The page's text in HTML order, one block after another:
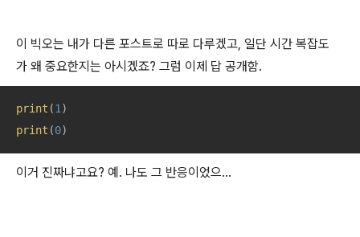
이 빅오는 내가 다른 포스트로 따로 다루겠고, 일단 시간 복잡도
가 왜 중요한지는 아시겠죠? 그럼 이제 답 공개함.
print (1
print (0)
이거 진짜냐고요? 예. 나도 그 반응이었으...